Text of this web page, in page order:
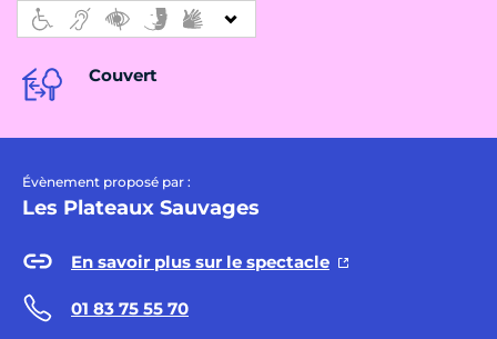
Couvert
Évènement proposé par :
Les Plateaux Sauvages
En savoir plus sur le spectacle
01 83 75 55 70